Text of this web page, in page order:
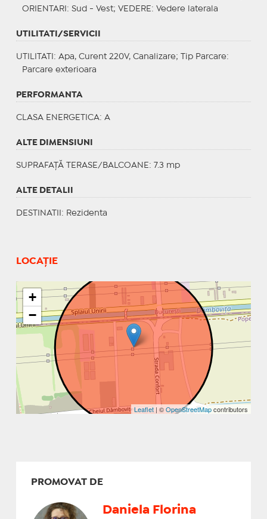
ORIENTARI : Sud - Vest; VEDERE : Vedere laterala
UTILITATI/SERVICII
UTILITATI : Apa, Curent 220V, Canalizare; Tip Parcare:
Parcare exterioara
PERFORMANTA
CLASA ENERGETICA: A
ALTE DIMENSIUNI
SUPRAFAȚĂ TERASE/BALCOANE: 7.3 mp
ALTE DETALII
DESTINATII : Rezidenta
LOCAȚIE
+
−
Leaflet | ©OpenStreetMapcontributors
PROMOVAT DE
Daniela Florina